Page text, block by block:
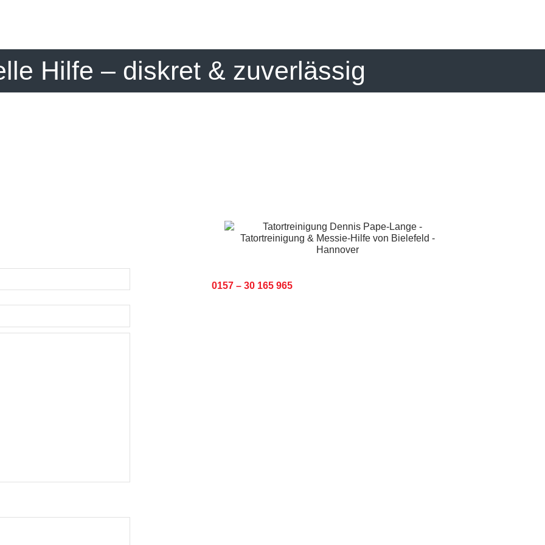
Hilfe – diskret & zuverlässig
0157 – 30 165 965